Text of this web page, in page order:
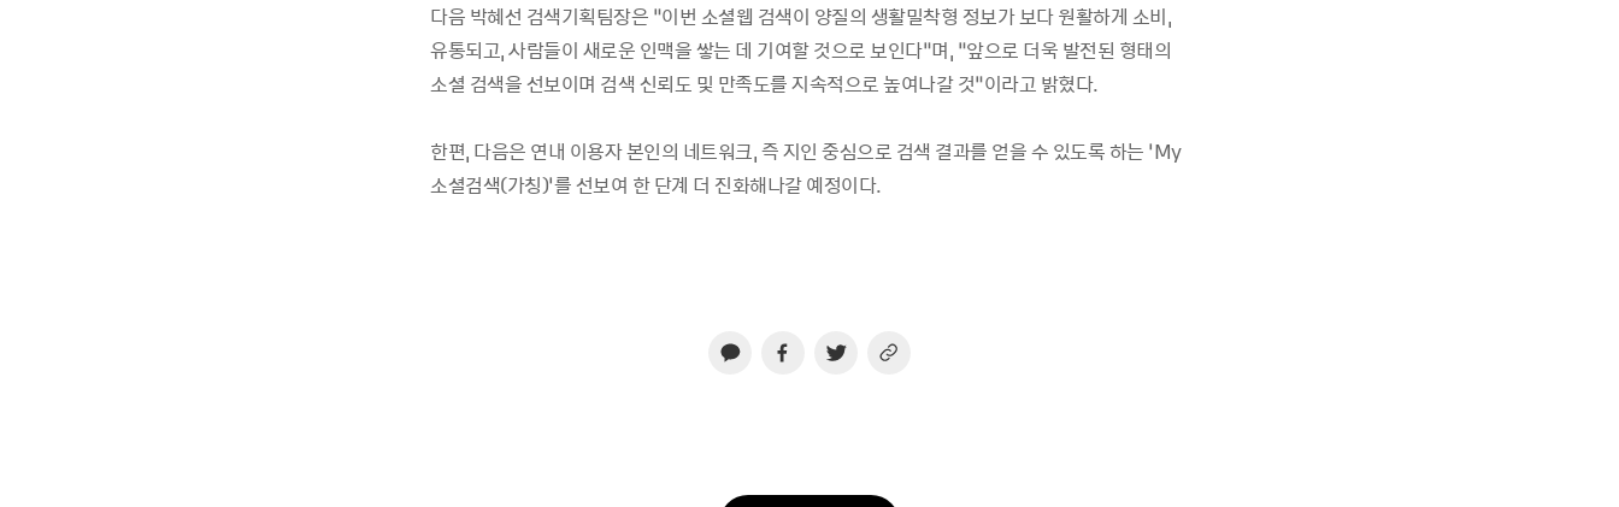
다음 박혜선 검색기획팀장은 “이번 소셜웹 검색이 양질의 생활밀착형 정보가 보다 원활하게 소비,
유통되고, 사람들이 새로운 인맥을 쌓는 데 기여할 것으로 보인다”며, “앞으로 더욱 발전된 형태의
소셜 검색을 선보이며 검색 신뢰도 및 만족도를 지속적으로 높여나갈 것”이라고 밝혔다.
한편, 다음은 연내 이용자 본인의 네트워크, 즉 지인 중심으로 검색 결과를 얻을 수 있도록 하는 ‘My
소셜검색(가칭)’를 선보여 한 단계 더 진화해나갈 예정이다.